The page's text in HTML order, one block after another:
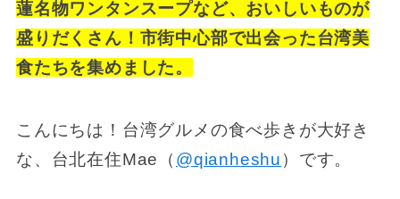
蓮名物ワンタンスープなど、おいしいものが
盛りだくさん！市街中心部で出会った台湾美
食たちを集めました。
こんにちは！台湾グルメの食べ歩きが大好き
な、台北在住Mae（ @qianheshu ）です。